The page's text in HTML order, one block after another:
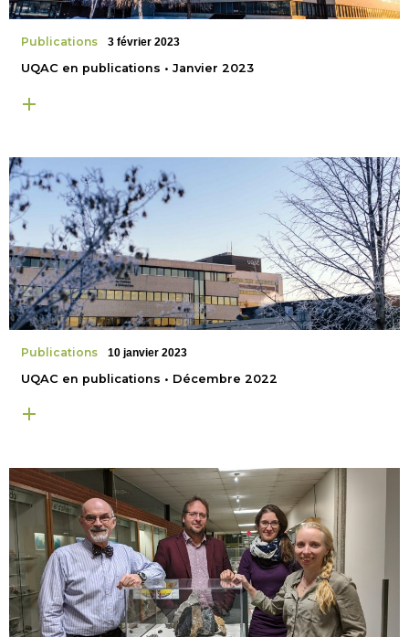
Publications 3 février 2023
UQAC en publications • Janvier 2023
Publications 10 janvier 2023
UQAC en publications • Décembre 2022